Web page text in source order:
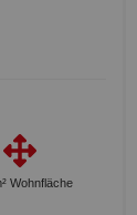
Wohnfläche